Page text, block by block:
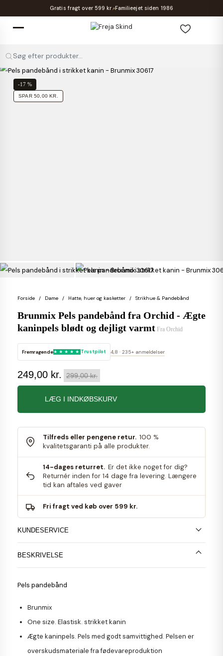
Gratis fragt over 599 kr. Familieejet siden 1986
Søg efter produkter...
-17 %
SPAR 50,00 KR.
Forside Dame Hatte, huer og kasketter Strikhue & Pandebånd
Brunmix Pels pandebånd fra Orchid - Ægte
kaninpels blødt og dejligt varmt Fra Orchid
Fremragende Trustpilot 4,8 · 235+ anmeldelser
249,00 kr. 299,00 kr.
LÆG I INDKØBSKURV
Tilfreds eller pengene retur. 100 %
kvalitetsgaranti på alle produkter.
14-dages returret. Er det ikke noget for dig?
Returnér inden for 14 dage fra levering. Længere
tid kan aftales ved gaver
Fri fragt ved køb over 599 kr.
KUNDESERVICE
BESKRIVELSE
Pels pandebånd
Brunmix
One size. Elastisk. strikket kanin
Ægte kaninpels. Pels med godt samvittighed. Pelsen er
overskudsmateriale fra fødevareproduktion